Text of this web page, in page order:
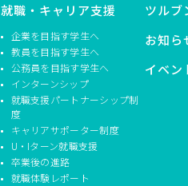
就職・キャリア支援
企業を目指す学生へ
教員を目指す学生へ
公務員を目指す学生へ
インターンシップ
就職支援パートナーシップ制
度
キャリアサポーター制度
U・Iターン就職支援
卒業後の進路
就職体験レポート
ツルブ
お知ら
イベン